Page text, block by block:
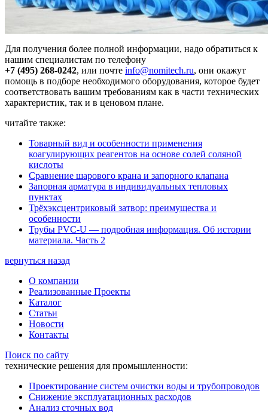
Для получения более полной информации, надо обратиться к
нашим специалистам по телефону
+7 (495) 268-0242, или почте info@nomitech.ru, они окажут
помощь в подборе необходимого оборудования, которое будет
соответствовать вашим требованиям как в части технических
характеристик, так и в ценовом плане.
читайте также:
Товарный вид и особенности применения
коагулирующих реагентов на основе солей соляной
кислоты
Сравнение шарового крана и запорного клапана
Запорная арматура в индивидуальных тепловых
пунктах
Трёхэксцентриковый затвор: преимущества и
особенности
Трубы PVC-U — подробная информация. Об истории
материала. Часть 2
вернуться назад
О компании
Реализованные Проекты
Каталог
Статьи
Новости
Контакты
Поиск по сайту
технические решения для промышленности:
Проектирование систем очистки воды и трубопроводов
Снижение эксплуатационных расходов
Анализ сточных вод